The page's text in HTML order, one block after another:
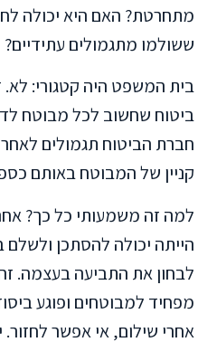
מתחרטת? האם היא יכולה
ששולמו מתגמולים עתידיים?
בית המשפט היה קטגורי: לא.
ביטוח שחשוב לכל מבוטח
חברת הביטוח תגמולים
קניין של המבוטח באותם
למה זה משמעותי כל כך?
הייתה יכולה להסתכן
לבחון את התביעה בעצמה. זה
מפחיד למבוטחים ופוגע
אחרי שילום, אי אפשר לחזור.